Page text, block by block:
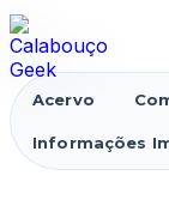
Acervo
Informações